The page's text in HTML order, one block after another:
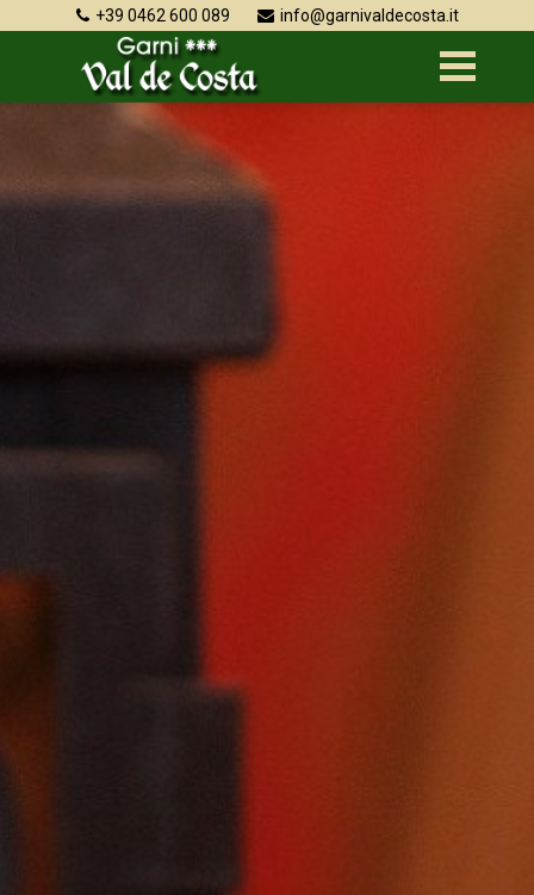
+39 0462 600 089 info@garnivaldecosta.it